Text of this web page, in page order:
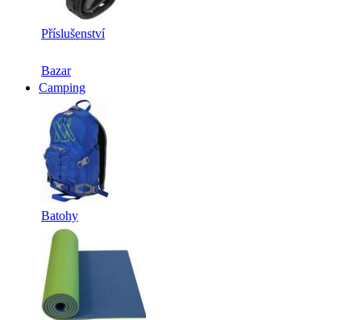
Příslušenství
Bazar
Camping
Batohy